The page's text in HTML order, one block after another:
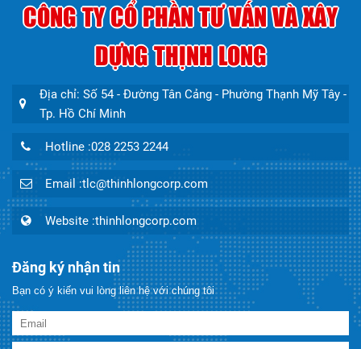
CÔNG TY CỔ PHẦN TƯ VẤN VÀ XÂY
DỰNG THỊNH LONG
Địa chỉ: Số 54 - Đường Tân Cảng - Phường Thạnh Mỹ Tây -
Tp. Hồ Chí Minh
Hotline :028 2253 2244
Email :tlc@thinhlongcorp.com
Website :thinhlongcorp.com
Đăng ký nhận tin
Bạn có ý kiến vui lòng liên hệ với chúng tôi